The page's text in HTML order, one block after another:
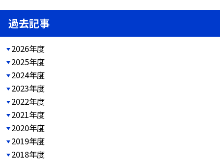
過去記事
2026年度
2025年度
2024年度
2023年度
2022年度
2021年度
2020年度
2019年度
2018年度